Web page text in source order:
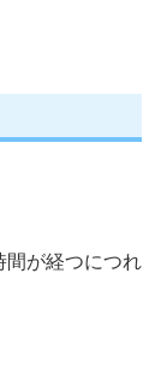
間が経つにつれ